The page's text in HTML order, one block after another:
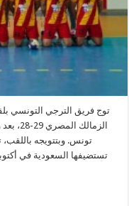
توج فريق الترجي التونسي
تونس. وبتتويجه
تستضيفها السعودية في